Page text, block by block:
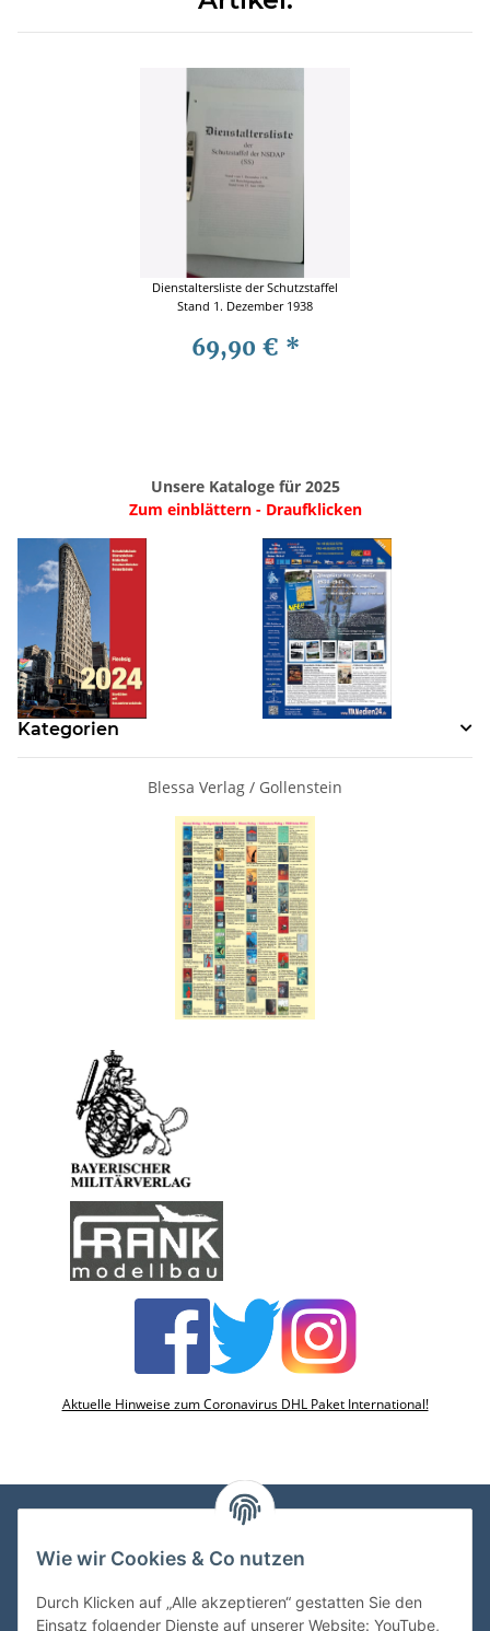
Dienstaltersliste der Schutzstaffel
Stand 1. Dezember 1938
69,90 € *
Unsere Kataloge für 2025
Zum einblättern - Draufklicken
Kategorien
Blessa Verlag / Gollenstein
Aktuelle Hinweise zum Coronavirus DHL Paket International!
VDMedien24.de
Kasernenstraße 6-10
Wie wir Cookies & Co nutzen
Durch Klicken auf „Alle akzeptieren“ gestatten Sie den
Einsatz folgender Dienste auf unserer Website: YouTube,